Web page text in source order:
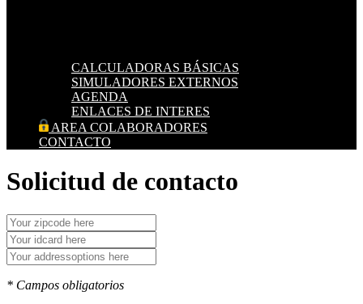
CALCULADORAS BÁSICAS
SIMULADORES EXTERNOS
AGENDA
ENLACES DE INTERES
AREA COLABORADORES
CONTACTO
Solicitud de contacto
* Campos obligatorios